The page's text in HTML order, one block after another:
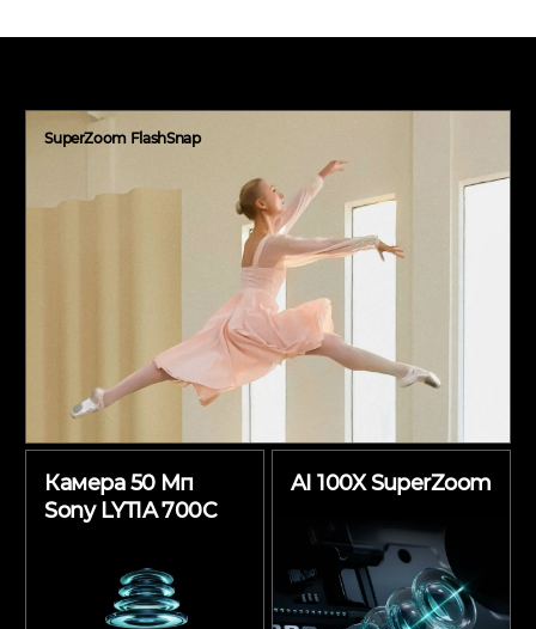
SuperZoom FlashSnap
Камера 50 Мп
Sony LYTIA 700C
AI 100X SuperZoom